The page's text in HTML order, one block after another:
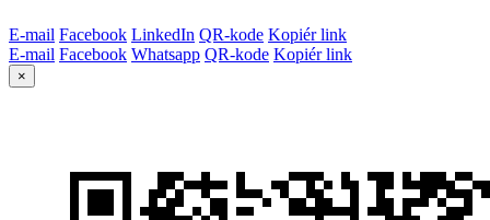
E-mail Facebook LinkedIn QR-kode Kopiér link
E-mail Facebook Whatsapp QR-kode Kopiér link
×